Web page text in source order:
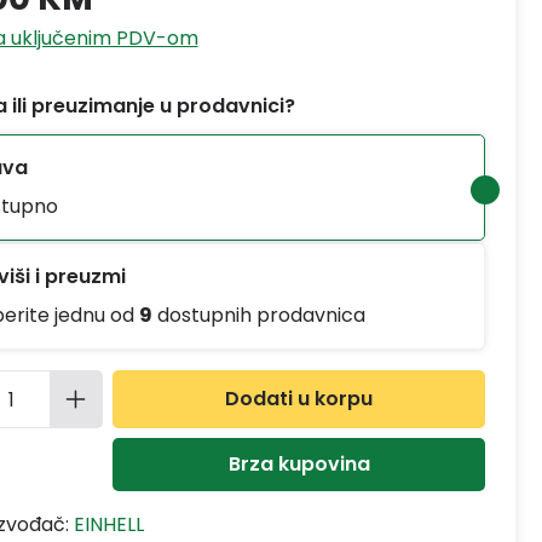
uključenim PDV-om
ili preuzimanje u prodavnici?
i preuzmi
jednu od 9 dostupnih prodavnica
proizvoda: Unesite željenu
Dodati u korpu
Brza kupovina
EINHELL